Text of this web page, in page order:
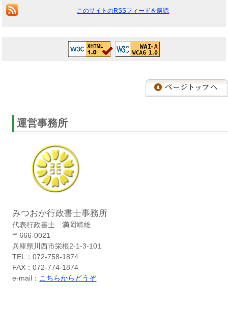
このサイトのRSSフィードを購読
運営事務所
みつおか行政書士事務所
代表行政書士 満岡靖雄
〒666-0021
兵庫県川西市栄根2-1-3-101
TEL：072-758-1874
FAX：072-774-1874
e-mail： こちらからどうぞ